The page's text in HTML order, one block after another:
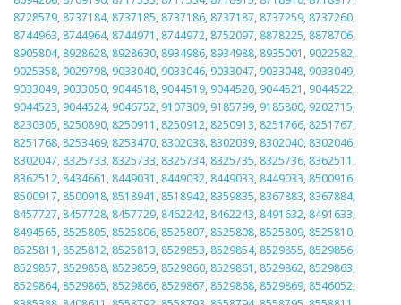
8728579, 8737184, 8737185, 8737186, 8737187, 8737259, 8737260,
8744963, 8744964, 8744971 , 8744972, 8752097, 8878225, 8878706,
8905804, 8928628, 8928630, 8934986, 8934988, 8935001 , 9022582,
9025358, 9029798, 9033040, 9033046, 9033047, 9033048, 9033049,
9033049, 9033050, 9044518, 9044519, 9044520, 9044521 , 9044522,
9044523, 9044524, 9046752, 9107309, 9185799, 9185800, 9202715,
8230305, 8250890, 8250911 , 8250912, 8250913, 8251766, 8251767,
8251768, 8253469, 8253470, 8302038, 8302039, 8302040, 8302046,
8302047, 8325733, 8325733, 8325734, 8325735, 8325736, 8362511 ,
8362512, 8434661 , 8449031 , 8449032, 8449033, 8449033, 8500916,
8500917, 8500918, 8518941 , 8518942, 8359835, 8367883, 8367884,
8457727, 8457728, 8457729, 8462242, 8462243, 8491632, 8491633,
8494565, 8525805, 8525806, 8525807, 8525808, 8525809, 8525810,
8525811 , 8525812, 8525813, 8529853, 8529854, 8529855, 8529856,
8529857, 8529858, 8529859, 8529860, 8529861 , 8529862, 8529863,
8529864, 8529865, 8529866, 8529867, 8529868, 8529869, 8546052,